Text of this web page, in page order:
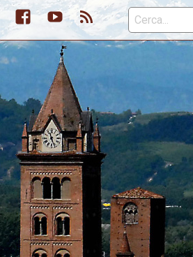
FacebookYoutubeFeed